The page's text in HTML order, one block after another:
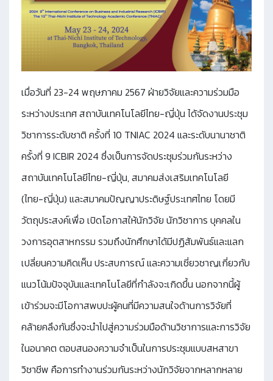
เมื่อวันที่ 23-24 พฤษภาคม 2567 ฝ่ายวิจัยและความร่วมมือ
ระหว่างประเทศ สถาบันเทคโนโลยีไทย-ญี่ปุ่น ได้จัดงานประชุม
วิชาการระดับชาติ ครั้งที่ 10 TNIAC 2024 และระดับนานาชาติ
ครั้งที่ 9 ICBIR 2024 ซึ่งเป็นการจัดประชุมร่วมกันระหว่าง
สถาบันเทคโนโลยีไทย-ญี่ปุ่น, สมาคมส่งเสริมเทคโนโลยี
(ไทย-ญี่ปุ่น) และสมาคมปัญญาประดิษฐ์ประเทศไทย โดยมี
วัตถุประสงค์เพื่อ เปิดโอกาสให้นักวิจัย นักวิชาการ บุคคลใน
วงการอุตสาหกรรม รวมถึงนักศึกษาได้มีปฏิสัมพันธ์และแลก
เปลี่ยนความคิดเห็น ประสบการณ์ และความเชี่ยวชาญเกี่ยวกับ
แนวโน้มปัจจุบันและเทคโนโลยีที่กำลังจะเกิดขึ้น นอกจากนี้ผู้
เข้าร่วมจะมีโอกาสพบปะผู้คนที่มีความสนใจด้านการวิจัยที่
คล้ายคลึงกันซึ่งจะนำไปสู่ความร่วมมือด้านวิชาการและการวิจัย
ในอนาคต ตอบสนองความจำเป็นในการประชุมแบบสหสาขา
วิชาชีพ คือการทำงานร่วมกันระหว่างนักวิจัยจากหลากหลาย